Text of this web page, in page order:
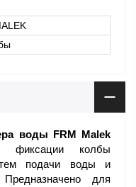
воды FRM Malek
колбы
подачи воды и
Предназначено для